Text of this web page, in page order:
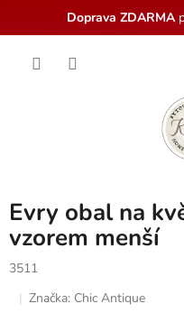
Doprava ZDARMA
Evry obal na
vzorem menší
3511
Značka: Chic Antique